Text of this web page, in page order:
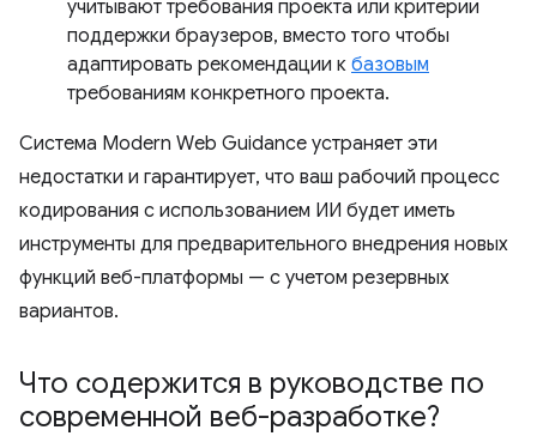
учитывают требования проекта или критерии
поддержки браузеров, вместо того чтобы
адаптировать рекомендации к базовым
требованиям конкретного проекта.
Система Modern Web Guidance устраняет эти
недостатки и гарантирует, что ваш рабочий процесс
кодирования с использованием ИИ будет иметь
инструменты для предварительного внедрения новых
функций веб-платформы — с учетом резервных
вариантов.
Что содержится в руководстве по
современной веб-разработке?